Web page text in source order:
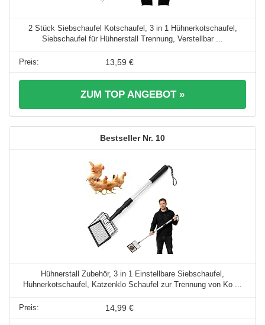
2 Stück Siebschaufel Kotschaufel, 3 in 1 Hühnerkotschaufel,
Siebschaufel für Hühnerstall Trennung, Verstellbar ...
13,59 €
ZUM TOP ANGEBOT »
10
Hühnerstall Zubehör, 3 in 1 Einstellbare Siebschaufel,
Hühnerkotschaufel, Katzenklo Schaufel zur Trennung von Ko ...
14,99 €